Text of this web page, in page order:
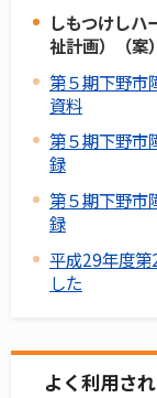
しもつけしハ
祉計画）（案
第５期下野
資料
第５期下野
録
第５期下野
録
平成29年度第
した
よく利用さ